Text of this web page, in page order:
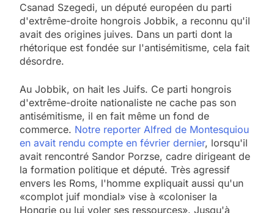
Csanad Szegedi, un député européen du parti
d'extrême-droite hongrois Jobbik, a reconnu qu'il
avait des origines juives. Dans un parti dont la
rhétorique est fondée sur l'antisémitisme, cela fait
désordre.
Au Jobbik, on hait les Juifs. Ce parti hongrois
d'extrême-droite nationaliste ne cache pas son
antisémitisme, il en fait même un fond de
commerce. Notre reporter Alfred de Montesquiou
en avait rendu compte en février dernier, lorsqu'il
avait rencontré Sandor Porzse, cadre dirigeant de
la formation politique et député. Très agressif
envers les Roms, l'homme expliquait aussi qu'un
«complot juif mondial» vise à «coloniser la
Hongrie ou lui voler ses ressources». Jusqu'à